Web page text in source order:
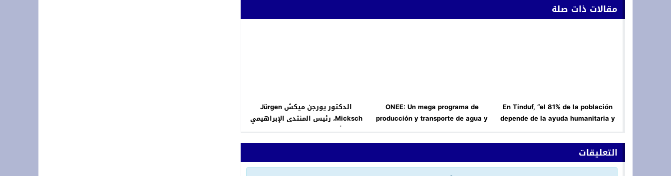
مقالات ذات صلة
En Tinduf, “el 81% de la población
depende de la ayuda humanitaria y
alimentarias”, Madrid se alarma
ONEE: Un mega programa de
producción y transporte de agua y
الدكتور يورجن ميكش Jürgen
Micksch، رئيس المنتدى الإبراهيمي
في ألمانيا، سفيرًا للديمقراطية
والتسامح
التعليقات